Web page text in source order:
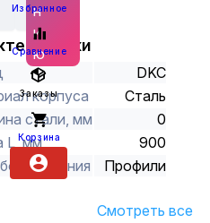
н
и
ю
Избранное
Сравнение
Заказы
Корзина
DKC
корпуса
Сталь
стали, мм
0
L, мм
900
Профили
Смотреть все